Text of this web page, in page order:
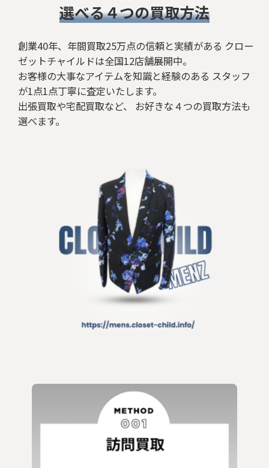
​選べる４つの買取方法
創業40年、年間買取25万点の信頼と実績がある クロー
ゼットチャイルドは全国12店舗展開中。
お客様の大事なアイテムを知識と経験のある スタッフ
が1点1点丁寧に査定いたします。
出張買取や宅配買取など、 お好きな４つの買取方法も
選べます。